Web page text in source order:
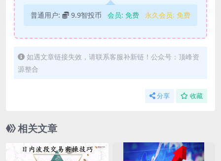
普通用户: 9.9智投币 会员: 免费 永久会员: 免费
如遇文章链接失效，请联系客服补新链！公众号：顶峰资
源整合
分享 收藏
相关文章